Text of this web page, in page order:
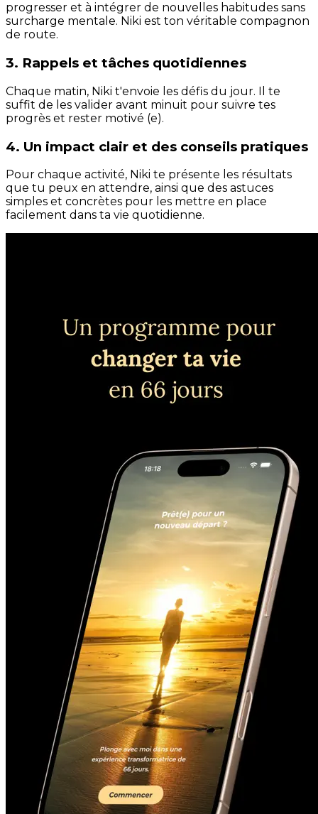
progresser et à intégrer de nouvelles habitudes sans
surcharge mentale. Niki est ton véritable compagnon
de route.
3. Rappels et tâches quotidiennes
Chaque matin, Niki t'envoie les défis du jour. Il te
suffit de les valider avant minuit pour suivre tes
progrès et rester motivé (e).
4. Un impact clair et des conseils pratiques
Pour chaque activité, Niki te présente les résultats
que tu peux en attendre, ainsi que des astuces
simples et concrètes pour les mettre en place
facilement dans ta vie quotidienne.